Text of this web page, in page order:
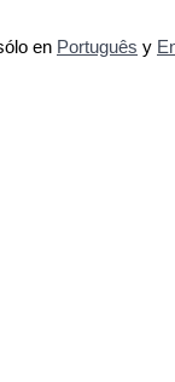
en Português y